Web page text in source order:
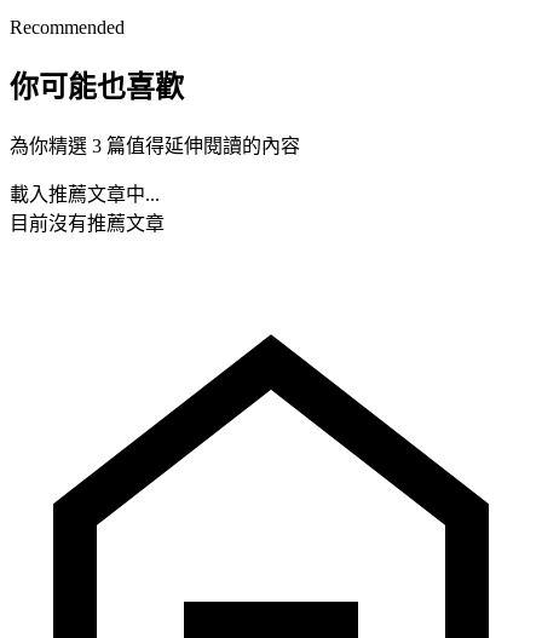
Recommended
你可能也喜歡
為你精選 3 篇值得延伸閱讀的內容
載入推薦文章中...
目前沒有推薦文章